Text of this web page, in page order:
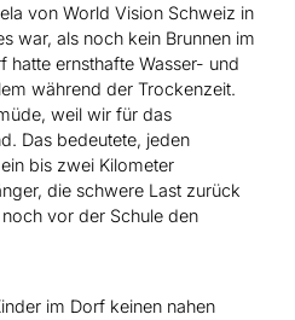
von World Vision Schweiz in
war, als noch kein Brunnen im
hatte ernsthafte Wasser- und
während der Trockenzeit.
weil wir für das
Das bedeutete, jeden
bis zwei Kilometer
die schwere Last zurück
vor der Schule den
im Dorf keinen nahen